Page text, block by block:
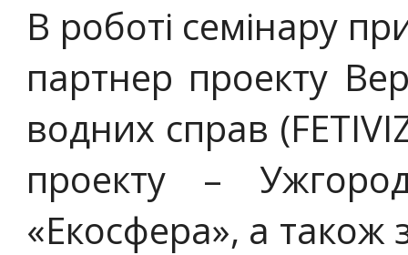
В роботі семінару
партнер проекту
водних справ
проекту –
«Екосфера», а також